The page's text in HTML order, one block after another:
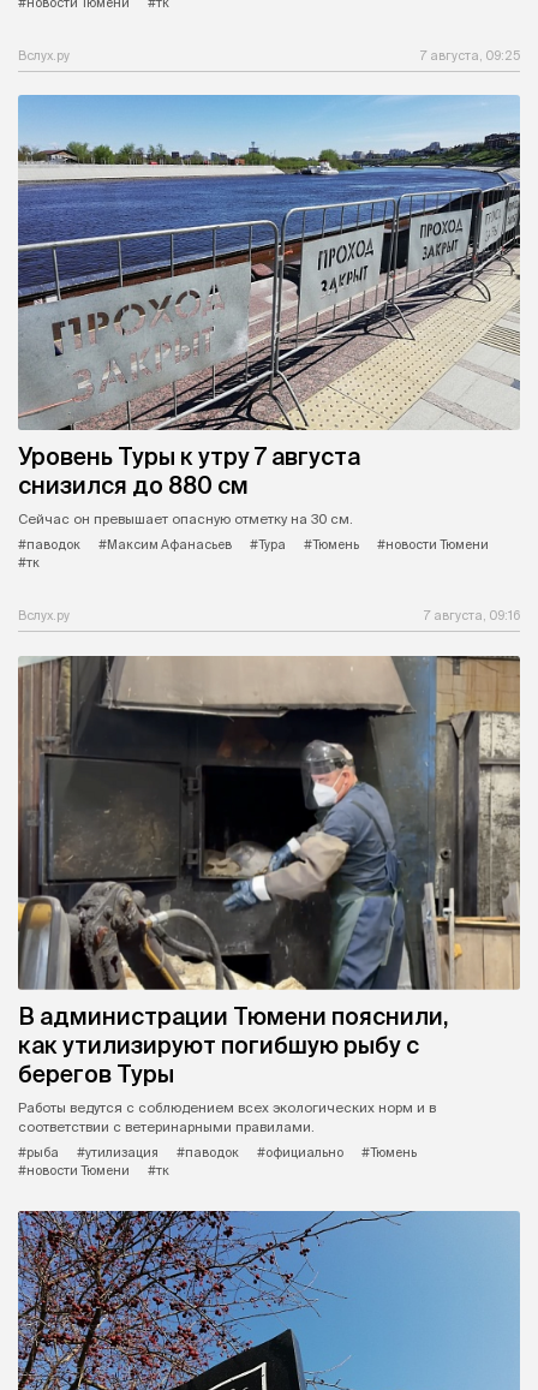
Вслух.ру 7 августа, 09:25
Уровень Туры к утру 7 августа
снизился до 880 см
Сейчас он превышает опасную отметку на 30 см.
#паводок
#Максим Афанасьев #Тура #Тюмень
#новости Тюмени
#тк
Вслух.ру 7 августа, 09:16
В администрации Тюмени пояснили,
как утилизируют погибшую рыбу с
берегов Туры
Работы ведутся с соблюдением всех экологических норм и в
соответствии с ветеринарными правилами.
#рыба
#утилизация #паводок #официально
#Тюмень
#новости Тюмени
#тк